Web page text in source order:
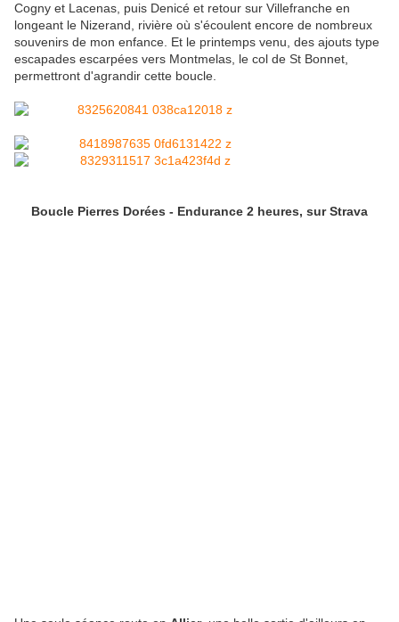
Cogny et Lacenas, puis Denicé et retour sur Villefranche en
longeant le Nizerand, rivière où s'écoulent encore de nombreux
souvenirs de mon enfance. Et le printemps venu, des ajouts type
escapades escarpées vers Montmelas, le col de St Bonnet,
permettront d'agrandir cette boucle.
Boucle Pierres Dorées - Endurance 2 heures, sur Strava